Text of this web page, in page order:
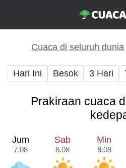
Cuaca di seluruh dunia
Hari Ini Besok 3 Hari
Prakiraan cuaca
Jum
7.08
Sab
8.08
Min
9.08